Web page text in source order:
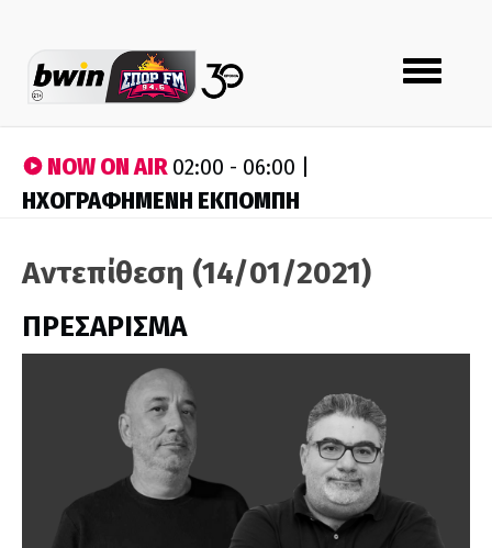
Toggle
navigation
NOW ON AIR02:00 - 06:00 |
ΗΧΟΓΡΑΦΗΜΕΝΗ ΕΚΠΟΜΠΗ
Αντεπίθεση (14/01/2021)
ΠΡΕΣΑΡΙΣΜΑ